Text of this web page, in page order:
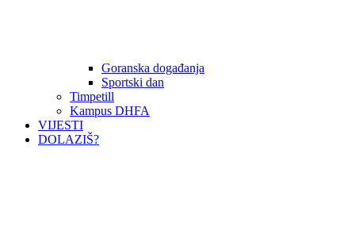
Goranska događanja
Sportski dan
Timpetill
Kampus DHFA
VIJESTI
DOLAZIŠ?